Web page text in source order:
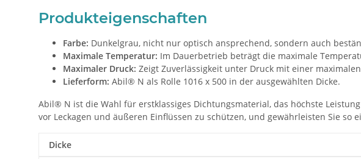
Produkteigenschaften
Farbe: Dunkelgrau, nicht nur optisch ansprechend, sondern auch
Maximale Temperatur: Im Dauerbetrieb beträgt die maximale
Maximaler Druck: Zeigt Zuverlässigkeit unter Druck mit einer
Lieferform: Abil® N als Rolle 1016 x 500 in der ausgewählten Dicke.
Abil® N ist die Wahl für erstklassiges Dichtungsmaterial, das höchste
vor Leckagen und äußeren Einflüssen zu schützen, und gewährleisten Sie
Dicke